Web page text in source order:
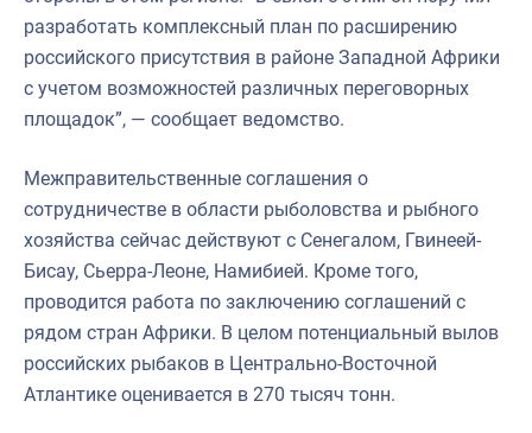
разработать комплексный план по расширению
российского присутствия в районе Западной Африки
с учетом возможностей различных переговорных
площадок”, — сообщает ведомство.
Межправительственные соглашения о
сотрудничестве в области рыболовства и рыбного
хозяйства сейчас действуют с Сенегалом, Гвинеей-
Бисау, Сьерра-Леоне, Намибией. Кроме того,
проводится работа по заключению соглашений с
рядом стран Африки. В целом потенциальный вылов
российских рыбаков в Центрально-Восточной
Атлантике оценивается в 270 тысяч тонн.